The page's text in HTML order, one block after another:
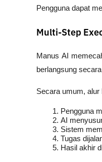
Pengguna dapat
Multi-Step
Manus AI
berlangsung
Secara umum, alur
Pengguna
AI
Sistem
Tugas
Hasil akhir